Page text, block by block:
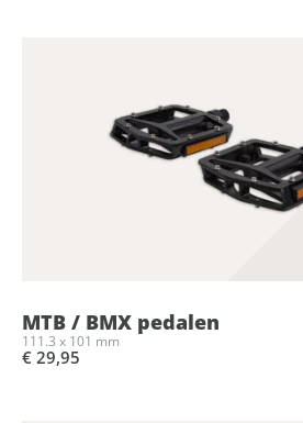
MTB / BMX pedalen
111.3 x 101 mm
€ 29,95